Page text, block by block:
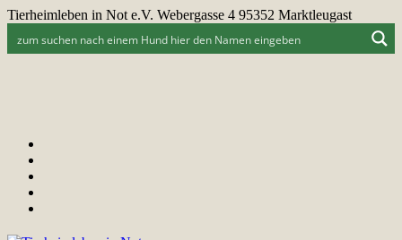
Tierheimleben in Not e.V. Webergasse 4 95352 Marktleugast